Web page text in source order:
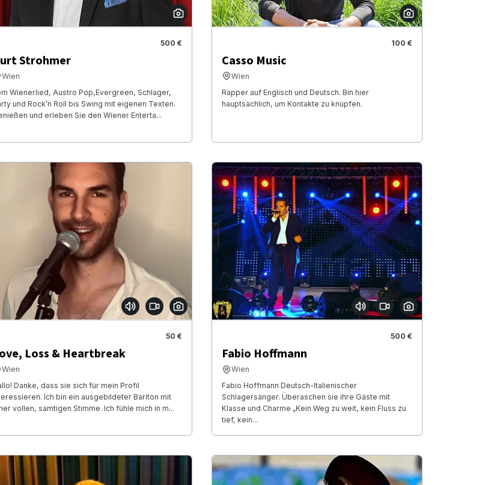
500 €
Strohmer
Wien
Wienerlied, Austro Pop,Evergreen, Schlager,
und Rock’n Roll bis Swing mit eigenen Texten.
und erleben Sie den Wiener Enterta...
100 €
Casso Music
Wien
Rapper auf Englisch und Deutsch. Bin hier
hauptsächlich, um Kontakte zu knüpfen.
50 €
Loss & Heartbreak
Wien
Danke, dass sie sich für mein Profil
Ich bin ein ausgebildeter Bariton mit
vollen, samtigen Stimme. Ich fühle mich in m...
500 €
Fabio Hoffmann
Wien
Fabio Hoffmann Deutsch-Italienischer
Schlagersänger. Überaschen sie ihre Gäste mit
Klasse und Charme „Kein Weg zu weit, kein Fluss zu
tief, kein...